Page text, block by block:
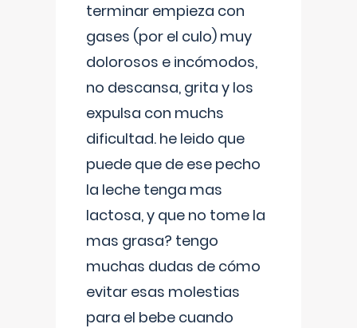
terminar empieza con
gases (por el culo) muy
dolorosos e incómodos,
no descansa, grita y los
expulsa con muchs
dificultad. he leido que
puede que de ese pecho
la leche tenga mas
lactosa, y que no tome la
mas grasa? tengo
muchas dudas de cómo
evitar esas molestias
para el bebe cuando